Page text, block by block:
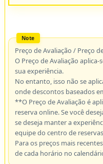
Preço de Avaliação / Preço
O Preço de Avaliação
sua experiência.
No entanto, isso não se
onde descontos baseados
**O Preço de Avaliação é
reserva online. Se você
se deseja manter a
equipe do centro de
Para os preços mais
de cada horário no